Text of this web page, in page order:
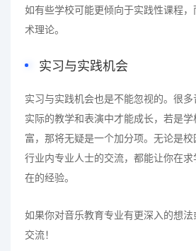
如有些学校可能更倾向于实践性课程
术理论。
实习与实践机会
实习与实践机会也是不能忽视的。很
实际的教学和表演中才能成长，若是学
富，那将无疑是一个加分项。无论是
行业内专业人士的交流，都能让你在
在的经验。
如果你对音乐教育专业有更深入的想
交流！